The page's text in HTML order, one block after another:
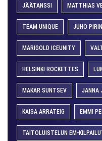
JÄÄTANSSI MATTHIAS
TEAM UNIQUE JUHO
MARIGOLD ICEUNITY
HELSINKI ROCKETTES
MAKAR SUNTSEV JANNA
KAISA ARRATEIG EMMI
TAITOLUISTELUN EM-